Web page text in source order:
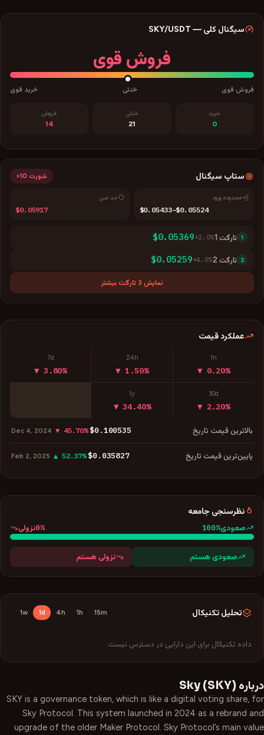
سیگنال کلی —
SKY/USDT
فروش قوی
فروش قوی خنثی خرید قوی
خرید
0
خنثی
21
فروش
14
ستاپ سیگنال شورت 10×
محدوده ورود
$0.05433–$0.05524
حد ضرر
$0.05917
1 تارگت 1
+2.0%
$0.05369
2 تارگت 2
+4.0%
$0.05259
نمایش 3 تارگت بیشتر
عملکرد قیمت
1h
▼ 0.20%
24h
▼ 1.50%
7d
▼ 3.80%
30d
▼ 2.20%
1y
▼ 34.40%
بالاترین قیمت تاریخ $0.100535
▼ 45.70%
Dec 4, 2024
پایین‌ترین قیمت تاریخ $0.035827
▲ 52.37%
Feb 2, 2025
نظرسنجی جامعه
صعودی 100%
0% نزولی
صعودی هستم نزولی هستم
تحلیل تکنیکال 15m
1h
4h
1d
1w
داده تکنیکال برای این دارایی در دسترس نیست.
درباره Sky (SKY)
SKY is a governance token, which is like a digital voting share, for
Sky Protocol. This system launched in 2024 as a rebrand and
upgrade of the older Maker Protocol. Sky Protocol’s main value